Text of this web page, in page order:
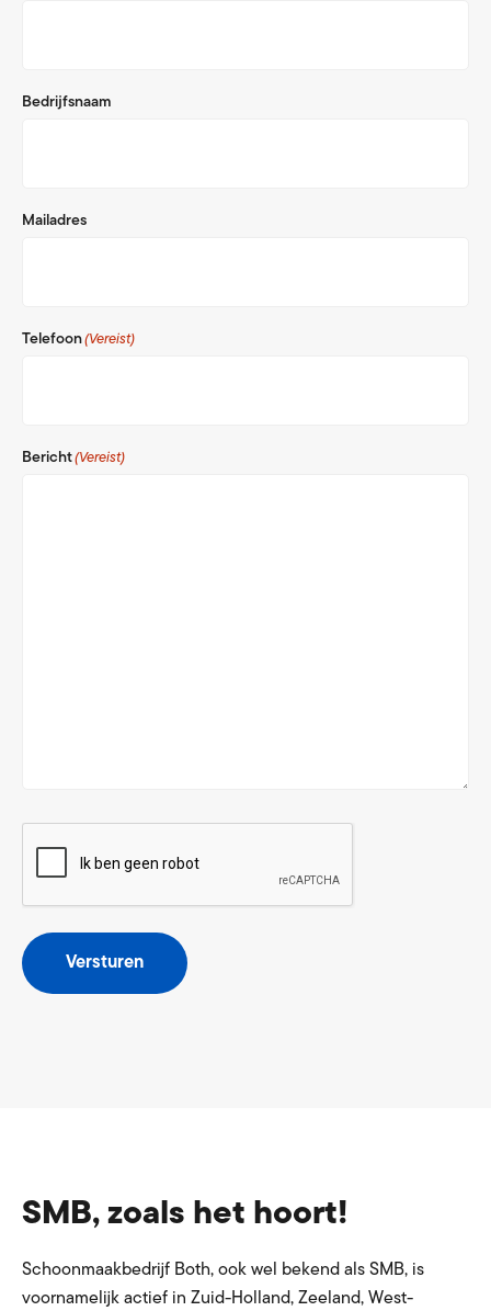
Bedrijfsnaam
Mailadres
Telefoon(Vereist)
Bericht(Vereist)
Versturen
SMB, zoals het hoort!
Schoonmaakbedrijf Both, ook wel bekend als SMB, is
voornamelijk actief in Zuid-Holland, Zeeland, West-